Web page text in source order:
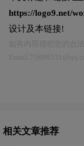
https://logo9.net/
设计及本链接!
相关文章推荐